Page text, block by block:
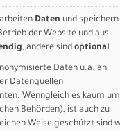
Daten und speichern
der Website und aus
, andere sind optional.
Daten u.a. an
Datenquellen
Wenngleich es kaum um
Behörden), ist auch zu
Weise geschützt sind